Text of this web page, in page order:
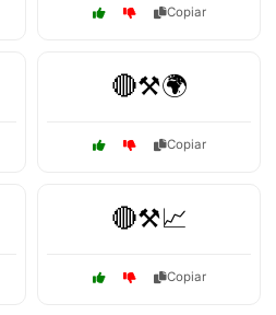
Copiar
🔴⚒️🌍
Copiar
🔴⚒️📈
Copiar